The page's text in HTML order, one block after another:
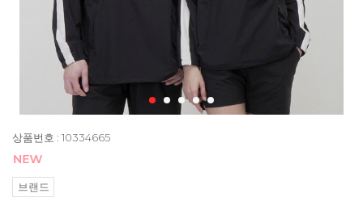
상품번호 : 10334665
브랜드